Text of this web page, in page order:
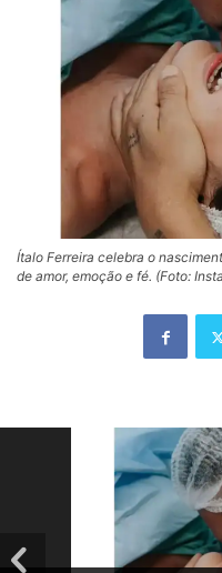
Ítalo Ferreira celebra o
de amor, emoção e fé. (Foto: